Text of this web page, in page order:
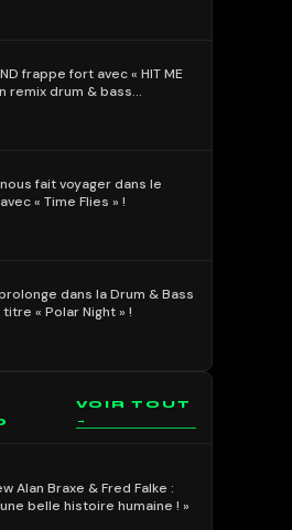
frappe fort avec « HIT ME
remix drum & bass
fait voyager dans le
« Time Flies » !
dans la Drum & Bass
« Polar Night » !
VOIR TOUT
→
Alan Braxe & Fred Falke :
belle histoire humaine ! »